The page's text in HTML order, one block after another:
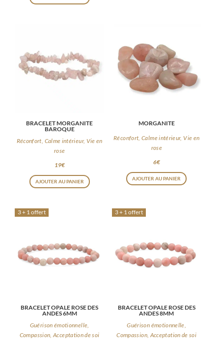
BRACELET MORGANITE
BAROQUE
Réconfort, Calme intérieur, Vie en
rose
19€
AJOUTER AU PANIER
MORGANITE
Réconfort, Calme intérieur, Vie en
rose
6€
AJOUTER AU PANIER
3 + 1 offert
BRACELET OPALE ROSE DES
ANDES 6MM
Guérison émotionnelle,
Compassion, Acceptation de soi
3 + 1 offert
BRACELET OPALE ROSE DES
ANDES 8MM
Guérison émotionnelle,
Compassion, Acceptation de soi